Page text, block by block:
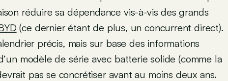
réduire sa dépendance vis-à-vis des grands
(ce dernier étant de plus, un concurrent direct).
précis, mais sur base des informations
modèle de série avec batterie solide (comme la
pas se concrétiser avant au moins deux ans.